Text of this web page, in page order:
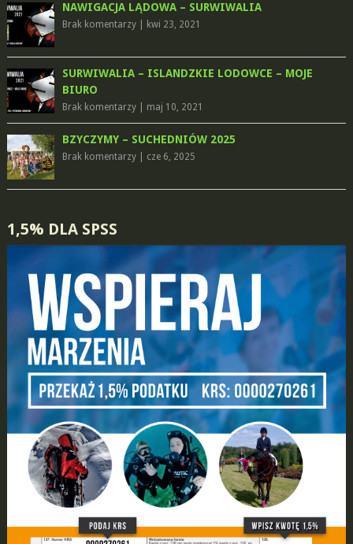
NAWIGACJA LĄDOWA – SURWIWALIA
Brak komentarzy| kwi 23, 2021
SURWIWALIA – ISLANDZKIE LODOWCE – MOJE
BIURO
Brak komentarzy| maj 10, 2021
BZYCZYMY – SUCHEDNIÓW 2025
Brak komentarzy| cze 6, 2025
1,5% DLA SPSS